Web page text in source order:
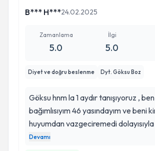
B*** H***24.02.2025
Zamanlama
5.0
İlgi
5.0
Diyet ve doğru beslenme Dyt. Göksu Boz
Göksu hnm la 1 aydır tanışıyoruz ,
bağımlısıyım 46 yasındayım ve beni
huyumdan vazgeciremedi
bozukluğum artık sağlığımı
Devamı